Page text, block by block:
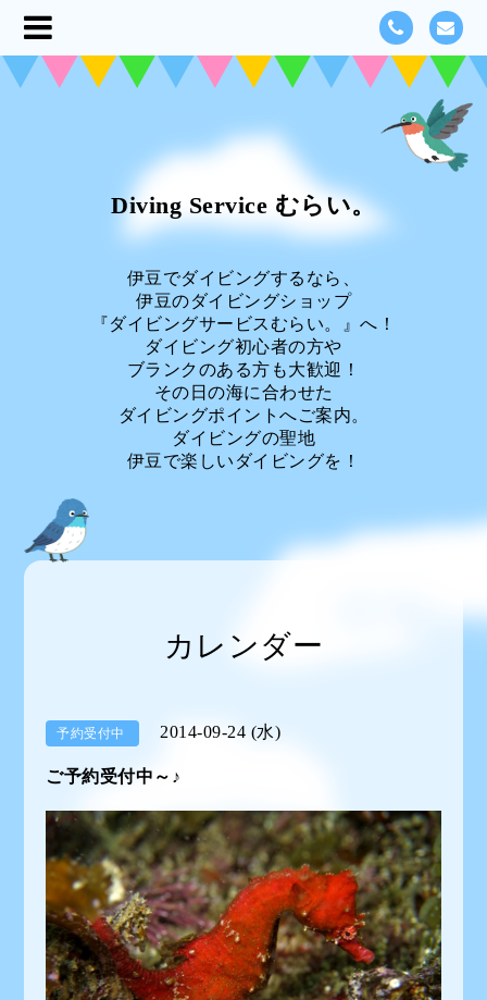
Diving Service むらい。
伊豆でダイビングするなら、
伊豆のダイビングショップ
『ダイビングサービスむらい。』へ！
ダイビング初心者の方や
ブランクのある方も大歓迎！
その日の海に合わせた
ダイビングポイントへご案内。
ダイビングの聖地
伊豆で楽しいダイビングを！
カレンダー
予約受付中 2014-09-24 (水)
ご予約受付中～♪